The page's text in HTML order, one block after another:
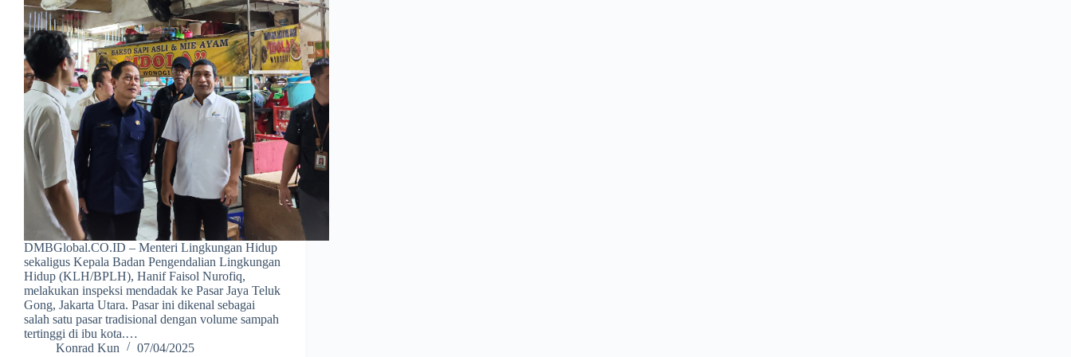
DMBGlobal.CO.ID – Menteri Lingkungan Hidup
sekaligus Kepala Badan Pengendalian Lingkungan
Hidup (KLH/BPLH), Hanif Faisol Nurofiq,
melakukan inspeksi mendadak ke Pasar Jaya Teluk
Gong, Jakarta Utara. Pasar ini dikenal sebagai
salah satu pasar tradisional dengan volume sampah
tertinggi di ibu kota.…
Konrad Kun
07/04/2025